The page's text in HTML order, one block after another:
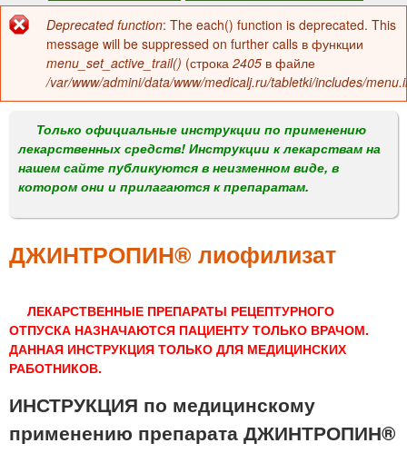
а
в
о
м
е
н
Сообщение
об
ошибке
Deprecated function: The each() function is deprecated. This
message will be suppressed on further calls в функции
menu_set_active_trail() (строка 2405 в файле
/var/www/admini/data/www/medicalj.ru/tabletki/includes/
Только официальные инструкции по применению
лекарственных средств! Инструкции к лекарствам на
нашем сайте публикуются в неизменном виде, в
котором они и прилагаются к препаратам.
ДЖИНТРОПИН® лиофилизат
ЛЕКАРСТВЕННЫЕ ПРЕПАРАТЫ РЕЦЕПТУРНОГО
ОТПУСКА НАЗНАЧАЮТСЯ ПАЦИЕНТУ ТОЛЬКО ВРАЧОМ.
ДАННАЯ ИНСТРУКЦИЯ ТОЛЬКО ДЛЯ МЕДИЦИНСКИХ
РАБОТНИКОВ.
ИНСТРУКЦИЯ по медицинскому
применению препарата ДЖИНТРОПИН®